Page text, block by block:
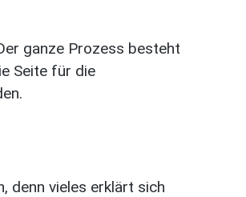
ganze Prozess besteht
Seite für die
denn vieles erklärt sich